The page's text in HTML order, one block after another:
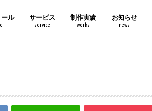
ール サービス
service
制作実績
works
お知らせ
news